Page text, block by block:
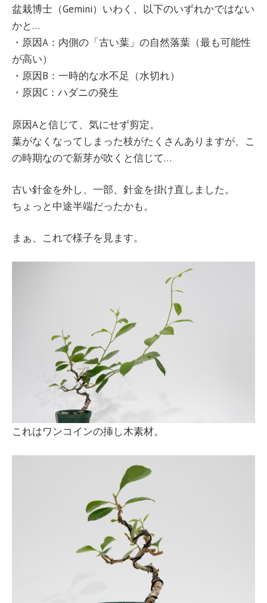
盆栽博士（Gemini）いわく、以下のいずれかではない
かと…
・原因A：内側の「古い葉」の自然落葉（最も可能性
が高い）
・原因B：一時的な水不足（水切れ）
・原因C：ハダニの発生
原因Aと信じて、気にせず剪定。
葉がなくなってしまった枝がたくさんありますが、こ
の時期なので新芽が吹くと信じて…
古い針金を外し、一部、針金を掛け直しました。
ちょっと中途半端だったかも。
まぁ、これで様子を見ます。
これはワンコインの挿し木素材。